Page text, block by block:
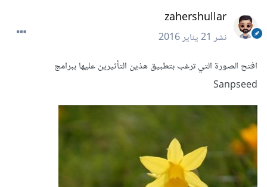
zahershullar
نشر21 يناير 2016
افتح الصورة التي ترغب بتطبيق هذين التأثيرين عليها ببرامج
Sanpseed